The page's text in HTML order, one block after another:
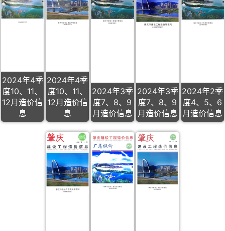
2024年4季
度10、11、
12月造价信
息
2024年4季
度10、11、
12月造价信
息
2024年3季
度7、8、9
月造价信息
2024年3季
度7、8、9
月造价信息
2024年2季
度4、5、6
月造价信息